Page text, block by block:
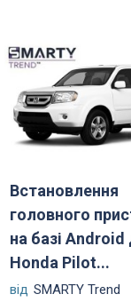
Встановлення
головного
на базі Android
Honda Pilot...
від SMARTY Trend